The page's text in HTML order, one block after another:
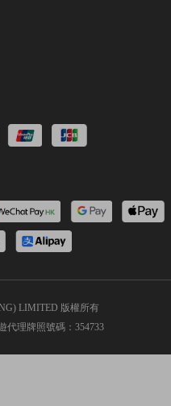
LIMITED 版權所有
代理牌照號碼：354733